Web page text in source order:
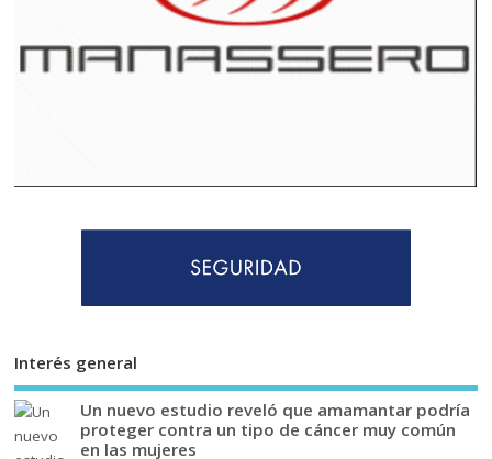
Interés general
Un nuevo estudio reveló que amamantar podría
proteger contra un tipo de cáncer muy común
en las mujeres